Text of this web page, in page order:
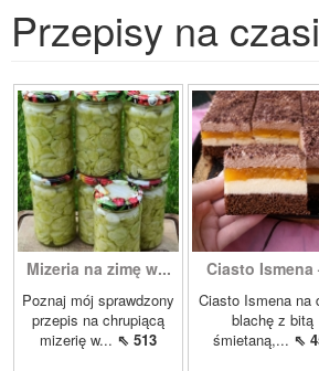
Przepisy na
Mizeria na zimę w...
Poznaj mój sprawdzony
przepis na chrupiącą
mizerię w... ⇖ 513
Ciasto Ismena
Ciasto Ismena na
blachę z bitą
śmietaną,... ⇖